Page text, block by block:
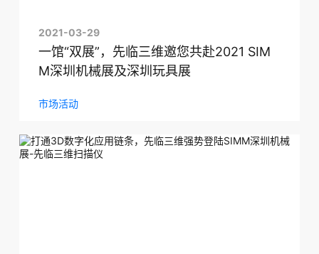
2021-03-29
一馆“双展”，先临三维邀您共赴2021 SIM
M深圳机械展及深圳玩具展
市场活动